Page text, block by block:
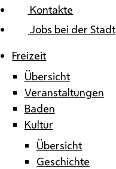
Kontakte
Jobs bei der Stadt
Freizeit
Übersicht
Veranstaltungen
Baden
Kultur
Übersicht
Geschichte